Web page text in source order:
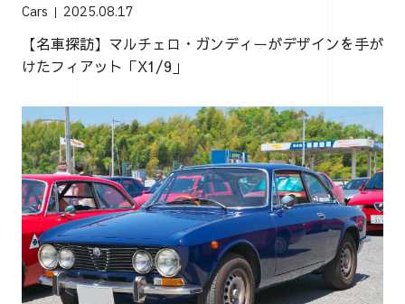
Cars 2025.08.17
【名車探訪】マルチェロ・ガンディーがデザインを手が
けたフィアット「X1/9」